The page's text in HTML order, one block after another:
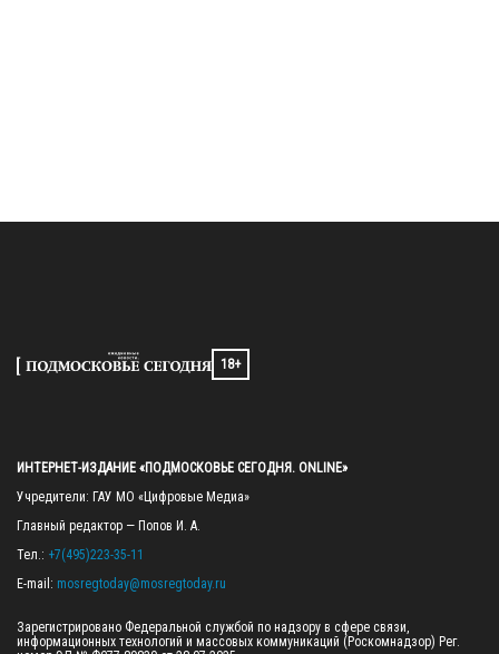
18+
ИНТЕРНЕТ-ИЗДАНИЕ «ПОДМОСКОВЬЕ СЕГОДНЯ. ONLINE»
Учредители: ГАУ МО «Цифровые Медиа»
Главный редактор — Попов И. А.
Тел.: +7(495)223-35-11
E-mail: mosregtoday@mosregtoday.ru
Зарегистрировано Федеральной службой по надзору в сфере связи,
информационных технологий и массовых коммуникаций (Роскомнадзор) Рег.